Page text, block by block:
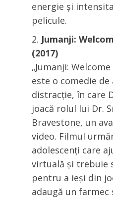
energie și
pelicule.
Jumanji:
(2017)
„Jumanji:
este o comedie
distracție, în care
joacă rolul lui Dr.
Bravestone, un
video. Filmul
adolescenți care
virtuală și trebuie
pentru a ieși din
adaugă un